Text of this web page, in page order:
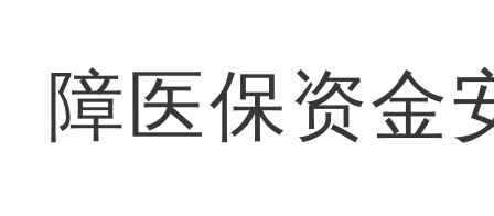
障医保资金